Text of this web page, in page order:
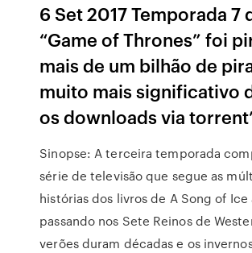
6 Set 2017 Temporada 7
“Game of Thrones” foi
mais de um bilhão de
muito mais significativo
os downloads via
Sinopse: A terceira temporada
série de televisão que segue as
histórias dos livros de A Song of Ice
passando nos Sete Reinos de
verões duram décadas e os